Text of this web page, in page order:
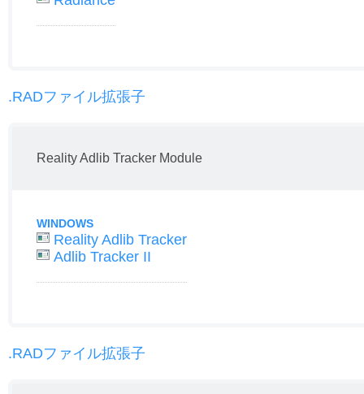
.RADファイル拡張子
Reality Adlib Tracker Module
WINDOWS
Reality Adlib Tracker
Adlib Tracker II
.RADファイル拡張子